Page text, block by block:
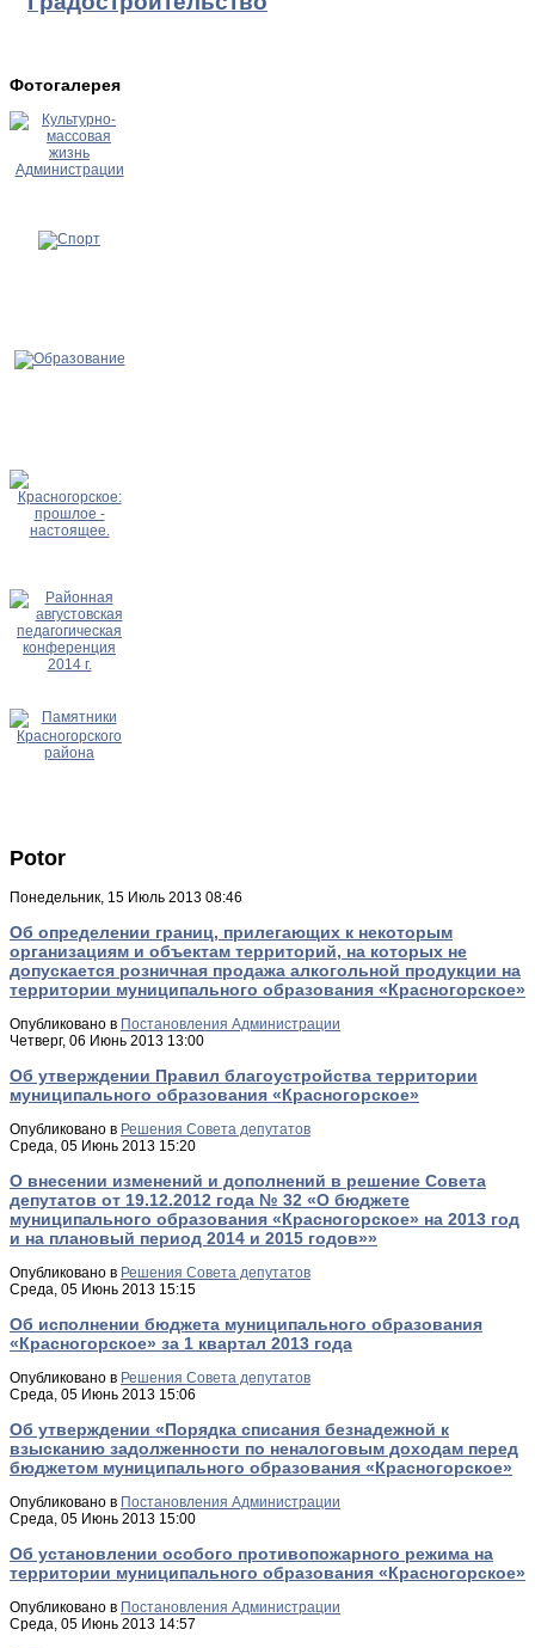
Фотогалерея
Potor
Понедельник, 15 Июль 2013 08:46
Об определении границ, прилегающих к некоторым
организациям и объектам территорий, на которых не
допускается розничная продажа алкогольной продукции на
территории муниципального образования «Красногорское»
Опубликовано в Постановления Администрации
Четверг, 06 Июнь 2013 13:00
Об утверждении Правил благоустройства территории
муниципального образования «Красногорское»
Опубликовано в Решения Совета депутатов
Среда, 05 Июнь 2013 15:20
О внесении изменений и дополнений в решение Совета
депутатов от 19.12.2012 года № 32 «О бюджете
муниципального образования «Красногорское» на 2013 год
и на плановый период 2014 и 2015 годов»»
Опубликовано в Решения Совета депутатов
Среда, 05 Июнь 2013 15:15
Об исполнении бюджета муниципального образования
«Красногорское» за 1 квартал 2013 года
Опубликовано в Решения Совета депутатов
Среда, 05 Июнь 2013 15:06
Об утверждении «Порядка списания безнадежной к
взысканию задолженности по неналоговым доходам перед
бюджетом муниципального образования «Красногорское»
Опубликовано в Постановления Администрации
Среда, 05 Июнь 2013 15:00
Об установлении особого противопожарного режима на
территории муниципального образования «Красногорское»
Опубликовано в Постановления Администрации
Среда, 05 Июнь 2013 14:57